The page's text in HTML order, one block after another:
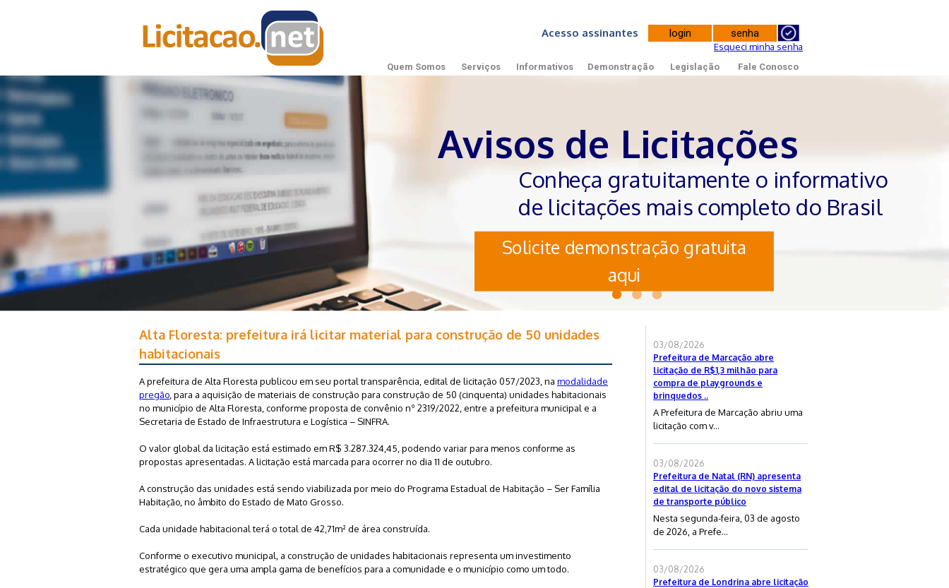
Acesso assinantes
Esqueci minha senha
Quem Somos Serviços Informativos Demonstração Legislação Fale Conosco
Avisos de Licitações
Conheça gratuitamente o informativo
de licitações mais completo do Brasil
Solicite demonstração gratuita
aqui
Alta Floresta: prefeitura irá licitar material para construção de 50 unidades
habitacionais
A prefeitura de Alta Floresta publicou em seu portal transparência, edital de licitação 057/2023, na modalidade
pregão , para a aquisição de materiais de construção para construção de 50 (cinquenta) unidades habitacionais
no município de Alta Floresta, conforme proposta de convênio nº 2319/2022, entre a prefeitura municipal e a
Secretaria de Estado de Infraestrutura e Logística – SINFRA.
O valor global da licitação está estimado em R$ 3.287.324,45, podendo variar para menos conforme as
propostas apresentadas. A licitação está marcada para ocorrer no dia 11 de outubro.
A construção das unidades está sendo viabilizada por meio do Programa Estadual de Habitação – Ser Família
Habitação, no âmbito do Estado de Mato Grosso.
Cada unidade habitacional terá o total de 42,71m² de área construída.
Conforme o executivo municipal, a construção de unidades habitacionais representa um investimento
estratégico que gera uma ampla gama de benefícios para a comunidade e o município como um todo.
03/08/2026
Prefeitura de Marcação abre
licitação de R$1,3 milhão para
compra de playgrounds e
brinquedos ..
A Prefeitura de Marcação abriu uma
licitação com v...
03/08/2026
Prefeitura de Natal (RN) apresenta
edital de licitação do novo sistema
de transporte público
Nesta segunda-feira, 03 de agosto
de 2026, a Prefe...
03/08/2026
Prefeitura de Londrina abre licitação